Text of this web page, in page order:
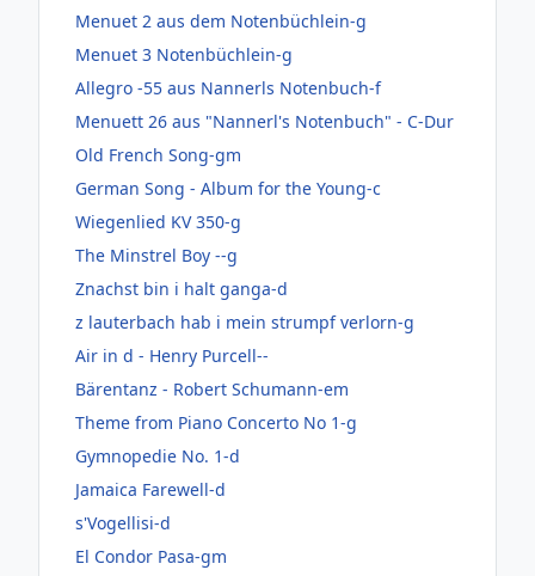
Menuet 2 aus dem Notenbüchlein-g
Menuet 3 Notenbüchlein-g
Allegro -55 aus Nannerls Notenbuch-f
Menuett 26 aus "Nannerl's Notenbuch" - C-Dur
Old French Song-gm
German Song - Album for the Young-c
Wiegenlied KV 350-g
The Minstrel Boy --g
Znachst bin i halt ganga-d
z lauterbach hab i mein strumpf verlorn-g
Air in d - Henry Purcell--
Bärentanz - Robert Schumann-em
Theme from Piano Concerto No 1-g
Gymnopedie No. 1-d
Jamaica Farewell-d
s'Vogellisi-d
El Condor Pasa-gm